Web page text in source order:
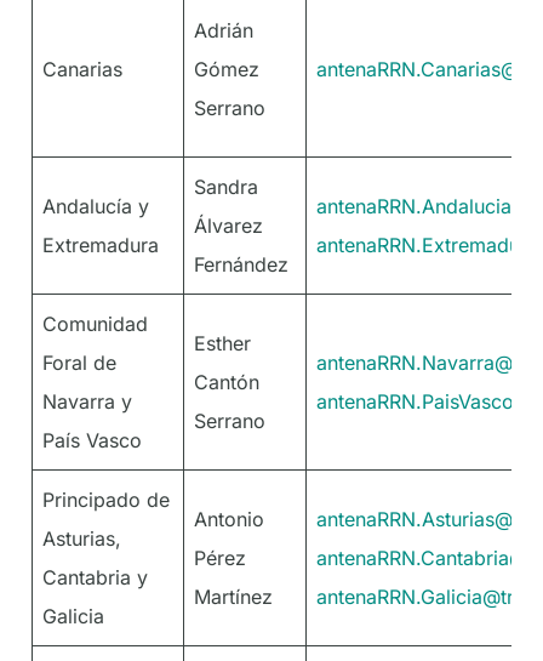
Canarias
Adrián
Gómez
Serrano
Andalucía y
Extremadura
Sandra
Álvarez
Fernández
Comunidad
Foral de
Navarra y
País Vasco
Esther
Cantón
Serrano
Principado de
Asturias,
Cantabria y
Galicia
Antonio
Pérez
Martínez